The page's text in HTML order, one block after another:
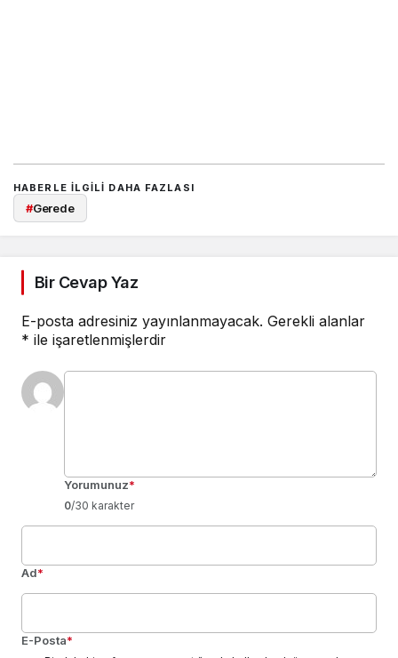
HABERLE ILGILI DAHA FAZLASI
#Gerede
Bir Cevap Yaz
E-posta adresiniz yayınlanmayacak. Gerekli alanlar
* ile işaretlenmişlerdir
Yorumunuz*
0/30 karakter
Ad*
E-Posta*